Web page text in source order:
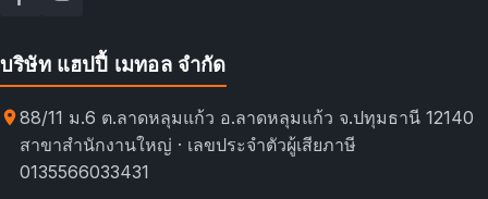
บริษัท แฮปปี้ เมทอล จำกัด
88/11 ม.6 ต.ลาดหลุมแก้ว อ.ลาดหลุมแก้ว จ.ปทุมธานี 12140
สาขาสำนักงานใหญ่ · เลขประจำตัวผู้เสียภาษี
0135566033431